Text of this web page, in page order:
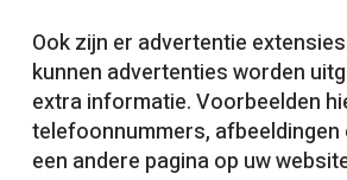
Ook zijn er advertentie
kunnen advertenties worden
extra informatie. Voorbeelden
telefoonnummers, afbeeldingen
een andere pagina op uw